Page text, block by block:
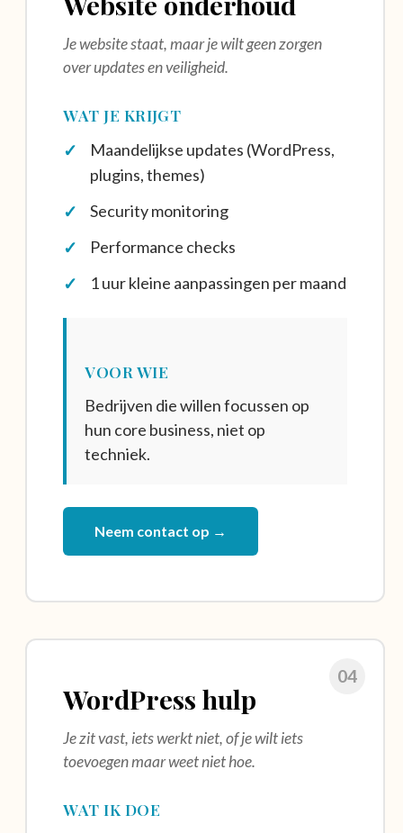
Je website staat, maar je wilt geen zorgen
over updates en veiligheid.
WAT JE KRIJGT
Maandelijkse updates (WordPress,
plugins, themes)
Security monitoring
Performance checks
1 uur kleine aanpassingen per maand
VOOR WIE
Bedrijven die willen focussen op
hun core business, niet op
techniek.
Neem contact op →
04
WordPress hulp
Je zit vast, iets werkt niet, of je wilt iets
toevoegen maar weet niet hoe.
WAT IK DOE